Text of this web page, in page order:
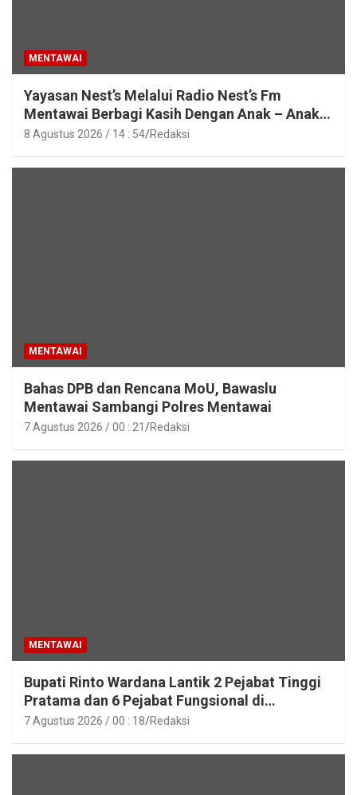
MENTAWAI
Yayasan Nest’s Melalui Radio Nest’s Fm
Mentawai Berbagi Kasih Dengan Anak – Anak
Asrama SMAN 2 Sipora
8 Agustus 2026 / 14 : 54 Redaksi
MENTAWAI
Bahas DPB dan Rencana MoU, Bawaslu
Mentawai Sambangi Polres Mentawai
7 Agustus 2026 / 00 : 21 Redaksi
MENTAWAI
Bupati Rinto Wardana Lantik 2 Pejabat Tinggi
Pratama dan 6 Pejabat Fungsional di
Lingkungan Pemkab Kepulauan Mentawai
7 Agustus 2026 / 00 : 18 Redaksi